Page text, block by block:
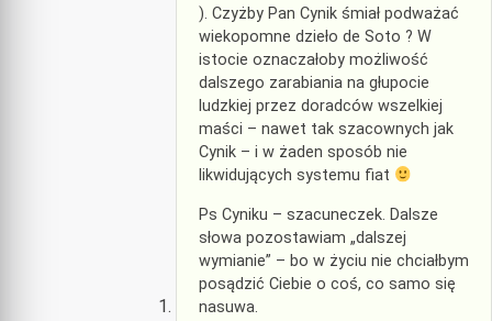
). Czyżby Pan Cynik śmiał podważać
wiekopomne dzieło de Soto ? W
istocie oznaczałoby możliwość
dalszego zarabiania na głupocie
ludzkiej przez doradców wszelkiej
maści – nawet tak szacownych jak
Cynik – i w żaden sposób nie
likwidujących systemu fiat
Ps Cyniku – szacuneczek. Dalsze
słowa pozostawiam „dalszej
wymianie” – bo w życiu nie chciałbym
posądzić Ciebie o coś, co samo się
nasuwa.